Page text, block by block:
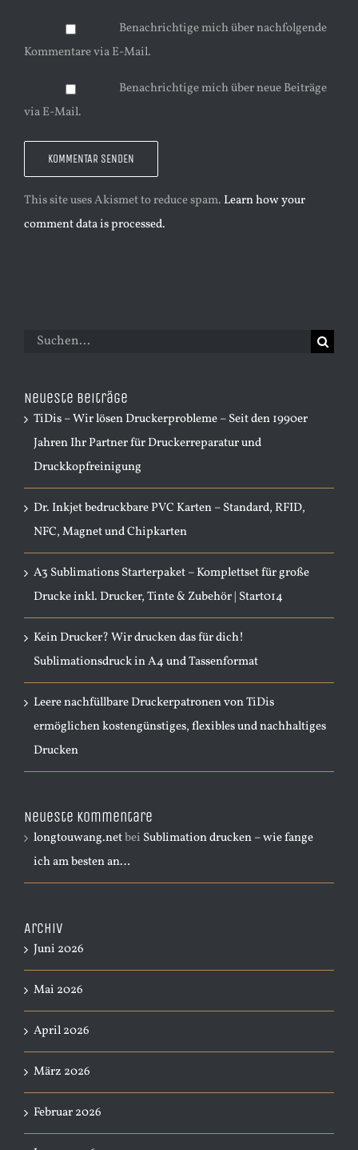
Benachrichtige mich über nachfolgende
Kommentare via E-Mail.
Benachrichtige mich über neue Beiträge
via E-Mail.
This site uses Akismet to reduce spam. Learn how your
comment data is processed.
Suche
Neueste Beiträge
TiDis – Wir lösen Druckerprobleme – Seit den 1990er
Jahren Ihr Partner für Druckerreparatur und
Druckkopfreinigung
Dr. Inkjet bedruckbare PVC Karten – Standard, RFID,
NFC, Magnet und Chipkarten
A3 Sublimations Starterpaket – Komplettset für große
Drucke inkl. Drucker, Tinte & Zubehör | Start014
Kein Drucker? Wir drucken das für dich!
Sublimationsdruck in A4 und Tassenformat
Leere nachfüllbare Druckerpatronen von TiDis
ermöglichen kostengünstiges, flexibles und nachhaltiges
Drucken
Neueste Kommentare
longtouwang.netbei Sublimation drucken – wie fange
ich am besten an…
Archiv
Juni 2026
Mai 2026
April 2026
März 2026
Februar 2026